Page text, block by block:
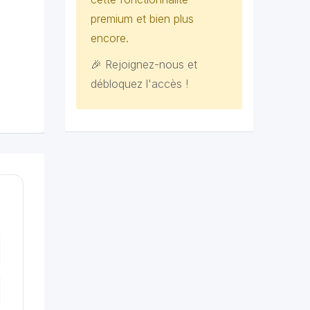
premium et bien plus
encore.
🎉 Rejoignez-nous et
débloquez l'accès !